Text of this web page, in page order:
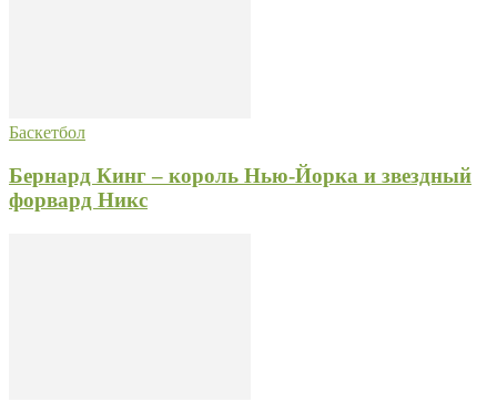
Баскетбол
Бернард Кинг – король Нью-Йорка и звездный
форвард Никс